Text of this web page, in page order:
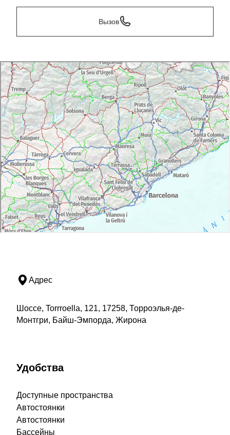
Вызов
Адрес
Шоссе, Torrroella, 121, 17258, Торроэлья-де-
Монтгри, Байш-Эмпорда, Жирона
Удобства
Доступные пространства
Автостоянки
Автостоянки
Бассейны